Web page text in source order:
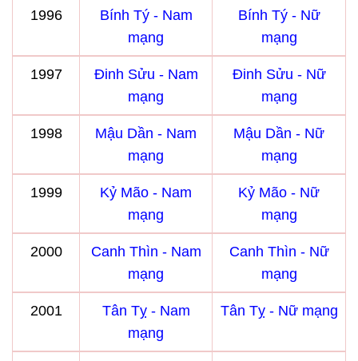
1996
Bính Tý - Nam
mạng
Bính Tý - Nữ
mạng
1997
Đinh Sửu - Nam
mạng
Đinh Sửu - Nữ
mạng
1998
Mậu Dần - Nam
mạng
Mậu Dần - Nữ
mạng
1999
Kỷ Mão - Nam
mạng
Kỷ Mão - Nữ
mạng
2000
Canh Thìn - Nam
mạng
Canh Thìn - Nữ
mạng
2001
Tân Tỵ - Nam
mạng
Tân Tỵ - Nữ mạng